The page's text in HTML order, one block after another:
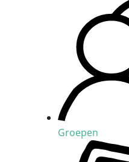
Groepen